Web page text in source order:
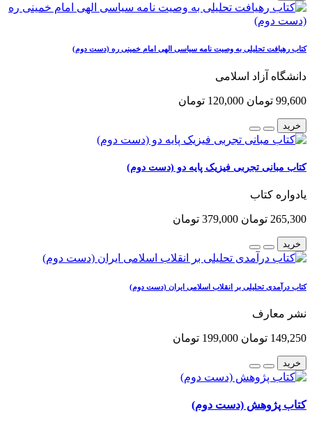
کتاب رهیافت تحلیلی به وصیت نامه سیاسی الهی امام خمینی ره (دست دوم)
دانشگاه آزاد اسلامی
99,600 تومان 120,000 تومان
خرید
کتاب مبانی تجربی فیزیک پایه دو (دست دوم)
یادواره کتاب
265,300 تومان 379,000 تومان
خرید
کتاب درآمدی تحلیلی بر انقلاب اسلامی ایران (دست دوم)
نشر معارف
149,250 تومان 199,000 تومان
خرید
کتاب پژوهش (دست دوم)